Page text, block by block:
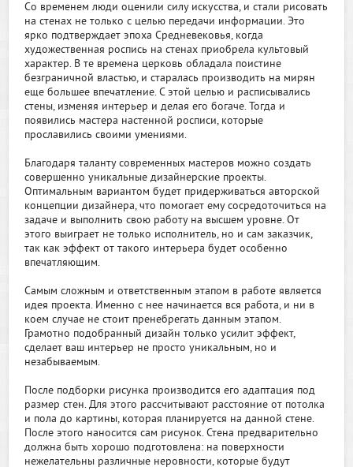
Со временем люди оценили силу искусства, и стали рисовать
на стенах не только с целью передачи информации. Это
ярко подтверждает эпоха Средневековья, когда
художественная роспись на стенах приобрела культовый
характер. В те времена церковь обладала поистине
безграничной властью, и старалась производить на мирян
еще большее впечатление. С этой целью и расписывались
стены, изменяя интерьер и делая его богаче. Тогда и
появились мастера настенной росписи, которые
прославились своими умениями.
Благодаря таланту современных мастеров можно создать
совершенно уникальные дизайнерские проекты.
Оптимальным вариантом будет придерживаться авторской
концепции дизайнера, что помогает ему сосредоточиться на
задаче и выполнить свою работу на высшем уровне. От
этого выиграет не только исполнитель, но и сам заказчик,
так как эффект от такого интерьера будет особенно
впечатляющим.
Самым сложным и ответственным этапом в работе является
идея проекта. Именно с нее начинается вся работа, и ни в
коем случае не стоит пренебрегать данным этапом.
Грамотно подобранный дизайн только усилит эффект,
сделает ваш интерьер не просто уникальным, но и
незабываемым.
После подборки рисунка производится его адаптация под
размер стен. Для этого рассчитывают расстояние от потолка
и пола до картины, которая планируется на данной стене.
После этого наносится сам рисунок. Стена предварительно
должна быть хорошо подготовлена: на поверхности
нежелательны различные неровности, которые будут